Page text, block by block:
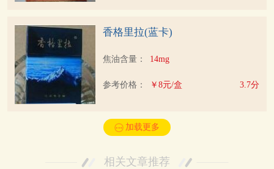
香格里拉(蓝卡)
焦油含量： 14mg
参考价格： ￥8元/盒 3.7分
加载更多
相关文章推荐